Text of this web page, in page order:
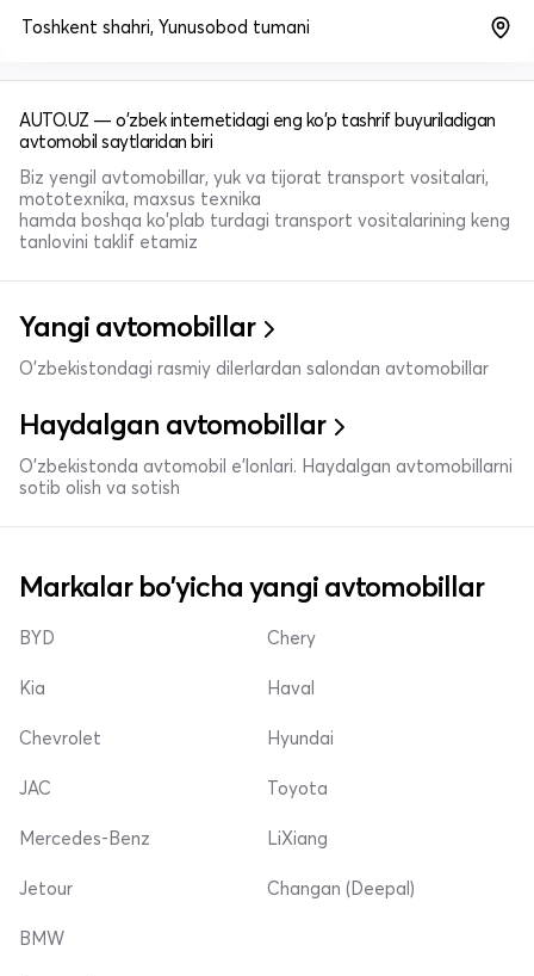
Toshkent shahri, Yunusobod tumani
AUTO.UZ — o'zbek internetidagi eng ko'p tashrif buyuriladigan
avtomobil saytlaridan biri
Biz yengil avtomobillar, yuk va tijorat transport vositalari,
mototexnika, maxsus texnika
hamda boshqa ko'plab turdagi transport vositalarining keng
tanlovini taklif etamiz
Yangi avtomobillar
O'zbekistondagi rasmiy dilerlardan salondan avtomobillar
Haydalgan avtomobillar
O'zbekistonda avtomobil e’lonlari. Haydalgan avtomobillarni
sotib olish va sotish
Markalar bo'yicha yangi avtomobillar
BYD
Kia
Chevrolet
Chery
Haval
Hyundai
JAC
Mercedes-Benz
Jetour
Toyota
LiXiang
Changan (Deepal)
BMW